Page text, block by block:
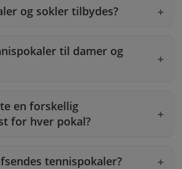
og sokler tilbydes?
til damer og
en forskellig
for hver pokal?
tennispokaler?